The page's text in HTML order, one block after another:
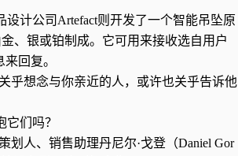
计公司Artefact则开发了一个智能吊坠原
、银或铂制成。它可用来接收选自用户
回复。
乎想念与你亲近的人，或许也关乎告诉他
们吗？
划人、销售助理丹尼尔·戈登（Daniel Gor